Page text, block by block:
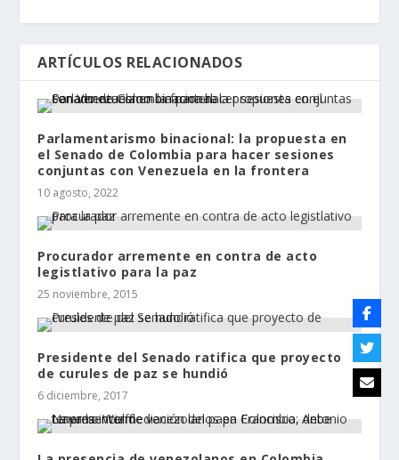
ARTÍCULOS RELACIONADOS
Parlamentarismo binacional: la propuesta en
el Senado de Colombia para hacer sesiones
conjuntas con Venezuela en la frontera
10 agosto, 2022
Procurador arremente en contra de acto
legistlativo para la paz
25 noviembre, 2015
Presidente del Senado ratifica que proyecto
de curules de paz se hundió
6 diciembre, 2017